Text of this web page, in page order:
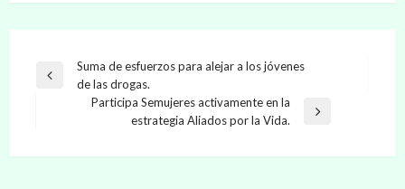
Navegación
Entrada
Suma de esfuerzos para alejar a los jóvenes
de las drogas.
Participa Semujeres activamente en la
estrategia Aliados por la Vida.